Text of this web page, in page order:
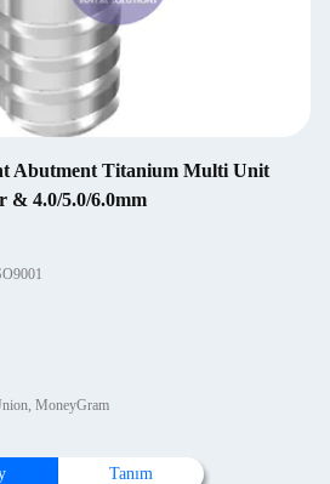
Abutment Titanium Multi Unit
& 4.0/5.0/6.0mm
MoneyGram
Tanım